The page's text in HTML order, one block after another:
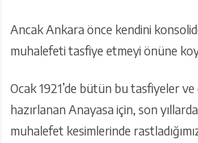
Ancak Ankara önce kendini
muhalefeti tasfiye etmeyi önüne
Ocak 1921’de bütün bu tasfiyeler
hazırlanan Anayasa için, son
muhalefet kesimlerinde